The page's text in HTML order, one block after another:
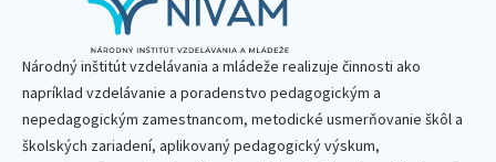
Národný inštitút vzdelávania a mládeže realizuje činnosti ako
napríklad vzdelávanie a poradenstvo pedagogickým a
nepedagogickým zamestnancom, metodické usmerňovanie škôl a
školských zariadení, aplikovaný pedagogický výskum,